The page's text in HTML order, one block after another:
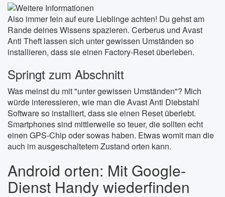
Also immer fein auf eure Lieblinge achten! Du gehst am
Rande deines Wissens spazieren. Cerberus und Avast
Anti Theft lassen sich unter gewissen Umständen so
installieren, dass sie einen Factory-Reset überleben.
Springt zum Abschnitt
Was meinst du mit "unter gewissen Umständen"? Mich
würde interessieren, wie man die Avast Anti Diebstahl
Software so installiert, dass sie einen Reset überlebt.
Smartphones sind mittlerweile so teuer, die sollten echt
einen GPS-Chip oder sowas haben. Etwas womit man die
auch im ausgeschaltetem Zustand orten kann.
Android orten: Mit Google-
Dienst Handy wiederfinden